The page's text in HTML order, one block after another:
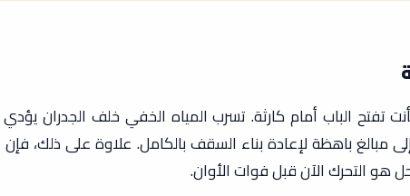
تفتح الباب أمام كارثة. تسرب المياه الخفي خلف الجدران يؤدي
مبالغ باهظة لإعادة بناء السقف بالكامل. علاوة على ذلك،